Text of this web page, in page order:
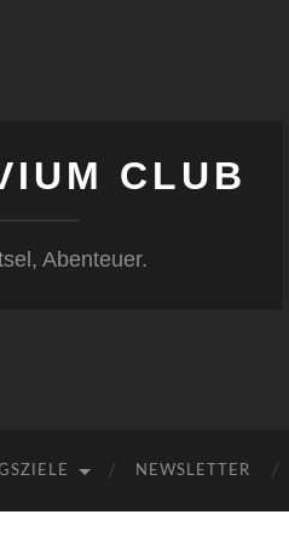
CLUB
Abenteuer.
NEWSLETTER